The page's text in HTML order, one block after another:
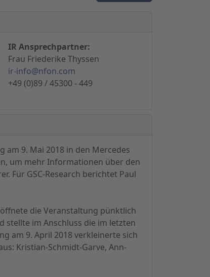
IR Ansprechpartner:
Frau Friederike Thyssen
ir-info@nfon.com
+49 (0)89 / 45300 - 449
am 9. Mai 2018 in den Mercedes
um mehr Informationen über den
Für GSC-Research berichtet Paul
die Veranstaltung pünktlich
stellte im Anschluss die im letzten
am 9. April 2018 verkleinerte sich
Kristian-Schmidt-Garve, Ann-